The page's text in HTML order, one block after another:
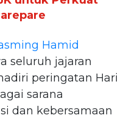
Hamid
seluruh jajaran
peringatan Hari
sarana
dan kebersamaan